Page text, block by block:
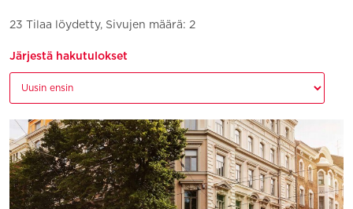
23 Tilaa löydetty, Sivujen määrä: 2
Järjestä hakutulokset